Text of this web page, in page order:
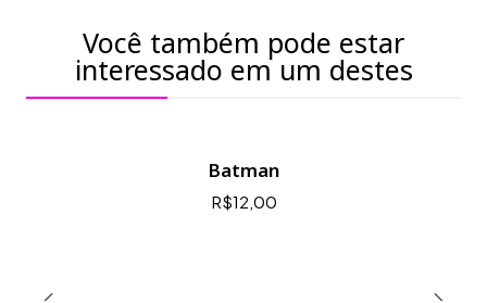
Você também pode estar
interessado em um destes
Batman
R$12,00